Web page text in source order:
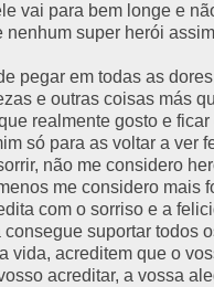
vai para bem longe e
nenhum super herói
pegar em todas as
e outras coisas más
realmente gosto e
só para as voltar a ver
não me considero
me considero mais
com o sorriso e a
suportar todos
vida, acreditem que o
acreditar, a vossa